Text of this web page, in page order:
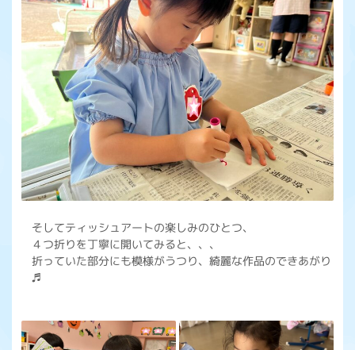
そしてティッシュアートの楽しみのひとつ、
４つ折りを丁寧に開いてみると、、、
折っていた部分にも模様がうつり、綺麗な作品のできあがり
♬